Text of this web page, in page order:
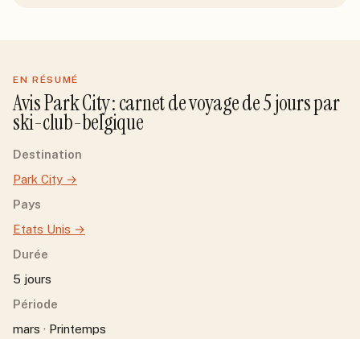
EN RÉSUMÉ
AvisPark City: carnet de voyage de5jourspar
ski-club-belgique
Destination
Park City →
Pays
Etats Unis →
Durée
5 jours
Période
mars · Printemps